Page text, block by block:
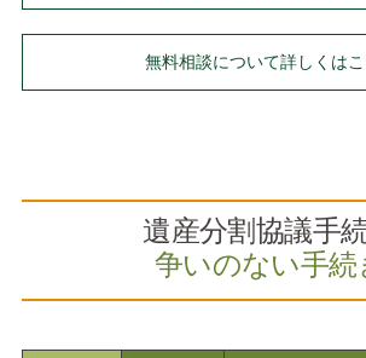
無料相談について詳しくはこ
遺産分割協議手
争いのない手続